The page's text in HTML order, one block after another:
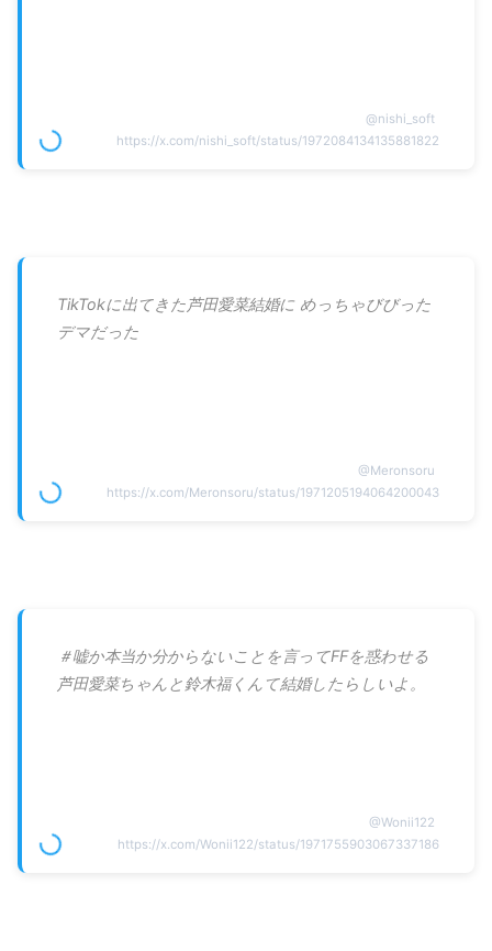
@nishi_soft
https://x.com/nishi_soft/status/1972084134135881822
TikTokに出てきた芦田愛菜結婚に めっちゃびびった
デマだった
@Meronsoru
https://x.com/Meronsoru/status/1971205194064200043
＃嘘か本当か分からないことを言ってFFを惑わせる
芦田愛菜ちゃんと鈴木福くんて結婚したらしいよ。
@Wonii122
https://x.com/Wonii122/status/1971755903067337186